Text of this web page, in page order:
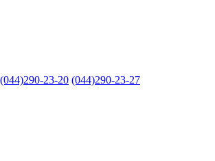
(044)290-23-20 (044)290-23-27